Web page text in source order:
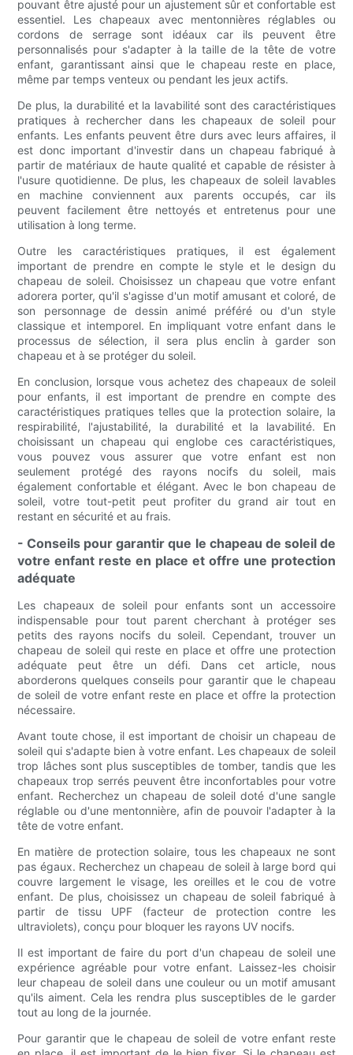
pouvant être ajusté pour un ajustement sûr et confortable est
essentiel. Les chapeaux avec mentonnières réglables ou
cordons de serrage sont idéaux car ils peuvent être
personnalisés pour s'adapter à la taille de la tête de votre
enfant, garantissant ainsi que le chapeau reste en place,
même par temps venteux ou pendant les jeux actifs.
De plus, la durabilité et la lavabilité sont des caractéristiques
pratiques à rechercher dans les chapeaux de soleil pour
enfants. Les enfants peuvent être durs avec leurs affaires, il
est donc important d'investir dans un chapeau fabriqué à
partir de matériaux de haute qualité et capable de résister à
l'usure quotidienne. De plus, les chapeaux de soleil lavables
en machine conviennent aux parents occupés, car ils
peuvent facilement être nettoyés et entretenus pour une
utilisation à long terme.
Outre les caractéristiques pratiques, il est également
important de prendre en compte le style et le design du
chapeau de soleil. Choisissez un chapeau que votre enfant
adorera porter, qu'il s'agisse d'un motif amusant et coloré, de
son personnage de dessin animé préféré ou d'un style
classique et intemporel. En impliquant votre enfant dans le
processus de sélection, il sera plus enclin à garder son
chapeau et à se protéger du soleil.
En conclusion, lorsque vous achetez des chapeaux de soleil
pour enfants, il est important de prendre en compte des
caractéristiques pratiques telles que la protection solaire, la
respirabilité, l'ajustabilité, la durabilité et la lavabilité. En
choisissant un chapeau qui englobe ces caractéristiques,
vous pouvez vous assurer que votre enfant est non
seulement protégé des rayons nocifs du soleil, mais
également confortable et élégant. Avec le bon chapeau de
soleil, votre tout-petit peut profiter du grand air tout en
restant en sécurité et au frais.
- Conseils pour garantir que le chapeau de soleil de
votre enfant reste en place et offre une protection
adéquate
Les chapeaux de soleil pour enfants sont un accessoire
indispensable pour tout parent cherchant à protéger ses
petits des rayons nocifs du soleil. Cependant, trouver un
chapeau de soleil qui reste en place et offre une protection
adéquate peut être un défi. Dans cet article, nous
aborderons quelques conseils pour garantir que le chapeau
de soleil de votre enfant reste en place et offre la protection
nécessaire.
Avant toute chose, il est important de choisir un chapeau de
soleil qui s'adapte bien à votre enfant. Les chapeaux de soleil
trop lâches sont plus susceptibles de tomber, tandis que les
chapeaux trop serrés peuvent être inconfortables pour votre
enfant. Recherchez un chapeau de soleil doté d'une sangle
réglable ou d'une mentonnière, afin de pouvoir l'adapter à la
tête de votre enfant.
En matière de protection solaire, tous les chapeaux ne sont
pas égaux. Recherchez un chapeau de soleil à large bord qui
couvre largement le visage, les oreilles et le cou de votre
enfant. De plus, choisissez un chapeau de soleil fabriqué à
partir de tissu UPF (facteur de protection contre les
ultraviolets), conçu pour bloquer les rayons UV nocifs.
Il est important de faire du port d'un chapeau de soleil une
expérience agréable pour votre enfant. Laissez-les choisir
leur chapeau de soleil dans une couleur ou un motif amusant
qu'ils aiment. Cela les rendra plus susceptibles de le garder
tout au long de la journée.
Pour garantir que le chapeau de soleil de votre enfant reste